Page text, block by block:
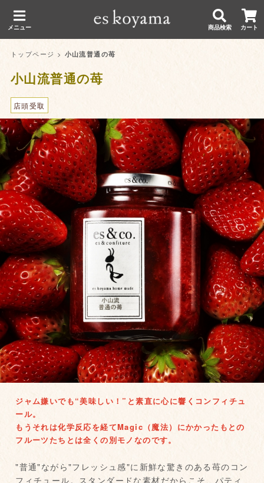
メニュー 商品検索 カート
トップページ > 小山流普通の苺
小山流普通の苺
店頭受取
ジャム嫌いでも“美味しい！”と素直に心に響くコンフィチュ
ール。
もうそれは化学反応を経てMagic（魔法）にかかったもとの
フルーツたちとは全くの別モノなのです。
"普通"ながら"フレッシュ感"に新鮮な驚きのある苺のコン
フィチュール。スタンダードな素材だからこそ、パティ